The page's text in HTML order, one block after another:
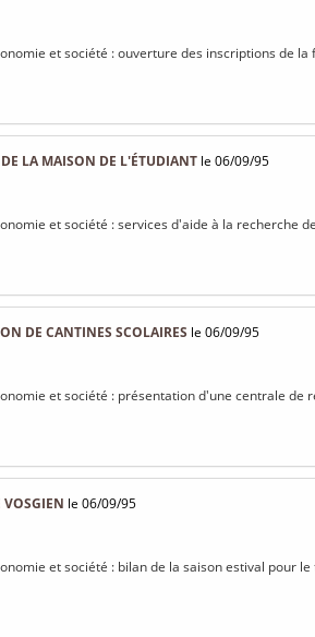
et société : ouverture des inscriptions de la
LA MAISON DE L'ÉTUDIANT le 06/09/95
et société : services d'aide à la recherche
DE CANTINES SCOLAIRES le 06/09/95
et société : présentation d'une centrale de
VOSGIEN le 06/09/95
et société : bilan de la saison estival pour